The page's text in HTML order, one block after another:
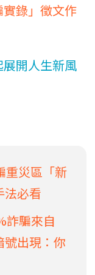
實錄」徵文作
開人生新風
重災區「新
法必看
詐騙來自
號出現：你